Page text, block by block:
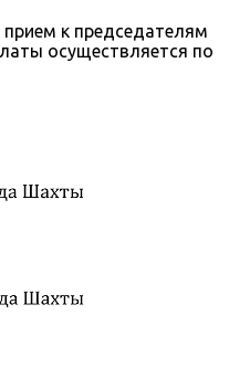
прием к председателям
осуществляется по